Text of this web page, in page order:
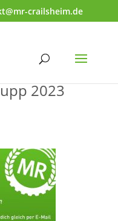
crailsheim.de
2023